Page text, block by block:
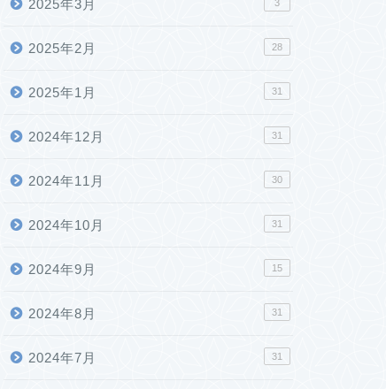
2025年3月 3
2025年2月 28
2025年1月 31
2024年12月 31
2024年11月 30
2024年10月 31
2024年9月 15
2024年8月 31
2024年7月 31